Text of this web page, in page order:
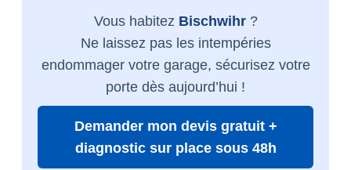
Vous habitez Bischwihr?
Ne laissez pas les intempéries
endommager votre garage, sécurisez votre
porte dès aujourd’hui !
Demander mon devis gratuit +
diagnostic sur place sous 48h